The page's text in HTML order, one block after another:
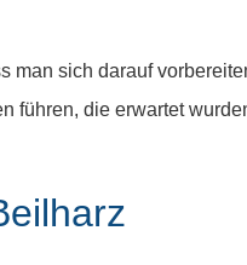
man sich darauf
führen, die erwartet